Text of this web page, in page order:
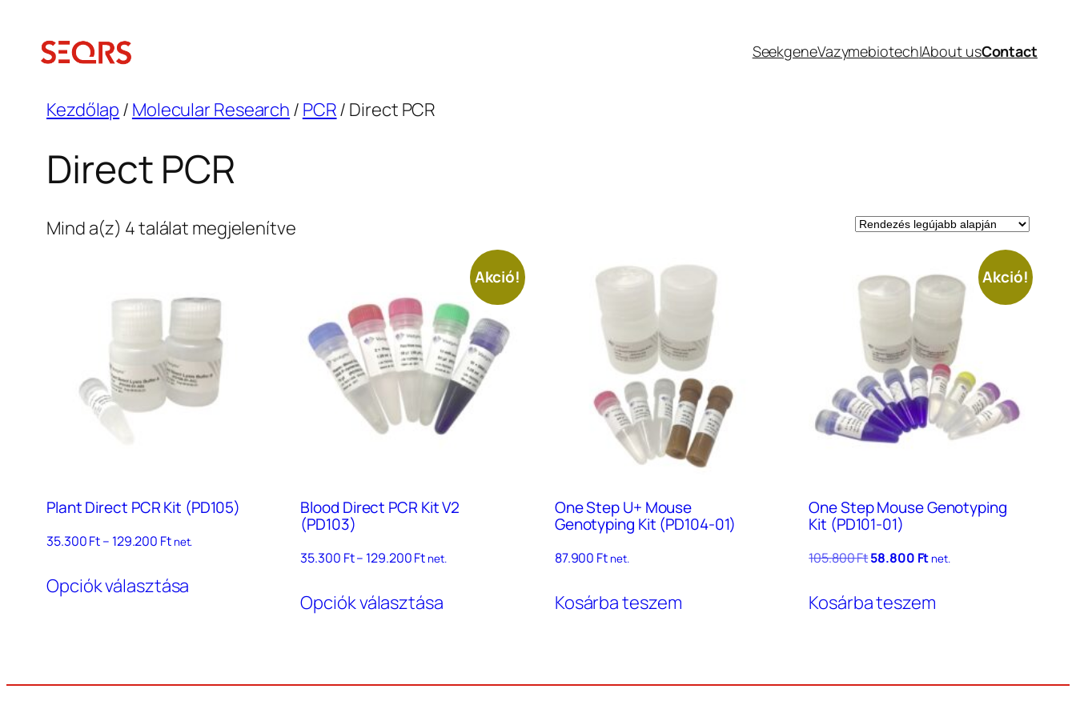
tartalomhoz
SeekgeneVazymebiotech|About usContact
Kezdőlap / Molecular Research / PCR/ Direct PCR
Direct PCR
Mind a(z) 4 találat megjelenítveSorted
Plant Direct PCR Kit (PD105)
35.300Ft– 129.200 FtÁrtartomány:
129.200 Ft
net.
Opciók választása
van.
Akció!
Blood Direct PCR Kit V2
(PD103)
35.300 Ft– 129.200FtÁrtartomány:
129.200 Ft
net.
Opciók választásaa
variációja
One Step U+ Mouse
Genotyping Kit (PD104-01)
87.900 Ft net.
Kosárba teszem
Akció!
One Step Mouse Genotyping
Kit (PD101-01)
105.800FtOriginal
was:
105.800 Ft.
58.800 FtCurrent
58.800 Ft.
net.
Kosárba teszem